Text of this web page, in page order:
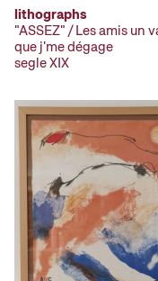
lithographs
"ASSEZ" / Les amis un
que j'me dégage
segle XIX